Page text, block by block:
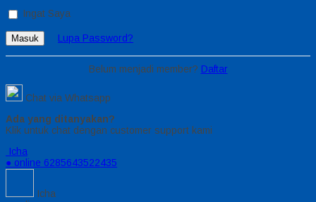
Ingat Saya
Masuk Lupa Password?
Belum menjadi member? Daftar
Chat via Whatsapp
Ada yang ditanyakan?
Klik untuk chat dengan customer support kami
Icha
● online 6285643522435
Icha